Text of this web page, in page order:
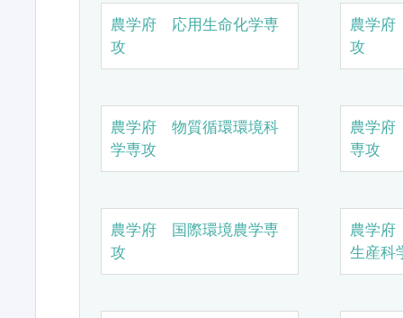
農学府 応用生命化学専
攻
農学
攻
農学府 物質循環環境科
学専攻
農学
専攻
農学府 国際環境農学専
攻
農学
生産科